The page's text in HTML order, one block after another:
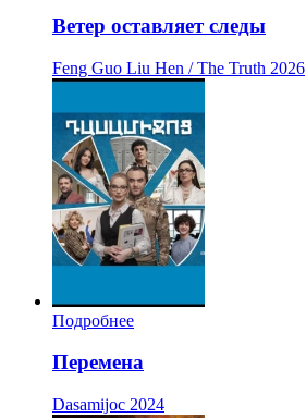
Ветер оставляет следы
Feng Guo Liu Hen / The Truth 2026
Подробнее
Перемена
Dasamijoc 2024